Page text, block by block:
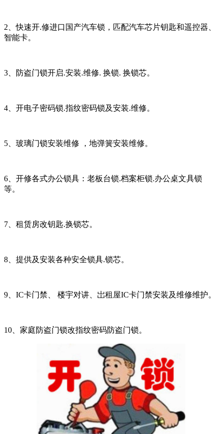
2、快速开.修进口国产汽车锁，匹配汽车芯片钥匙和遥控器、
智能卡。
3、防盗门锁开启.安装.维修. 换锁. 换锁芯。
4、开电子密码锁.指纹密码锁及安装.维修。
5、玻璃门锁安装维修 ，地弹簧安装维修。
6、开修各式办公锁具：老板台锁.档案柜锁.办公桌文具锁
等。
7、租赁房改钥匙.换锁芯。
8、提供及安装各种安全锁具.锁芯。
9、IC卡门禁、 楼宇对讲、岀租屋IC卡门禁安装及维修维护。
10、家庭防盗门锁改指纹密码防盗门锁。